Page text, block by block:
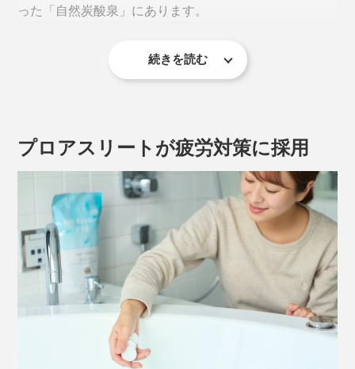
よくある炭酸入浴剤は、炭酸ガスが広がった酸性の湯に
なって、短時間で、炭酸ガスは空気中へ逃げてしまいが
ちでした。
『薬用Hot Bubble PRO』は、独自のマイクロカプセル
造粒技術で、炭酸ガスを高硬度のタブレット内にギュッ
と圧縮。
った「自然炭酸泉」にあります。
『薬用Hot Bubble PRO』開発者の小星重治さん。全国発明賞（96年）、科学技術
続きを読む
プロアスリートが疲労対策に採用